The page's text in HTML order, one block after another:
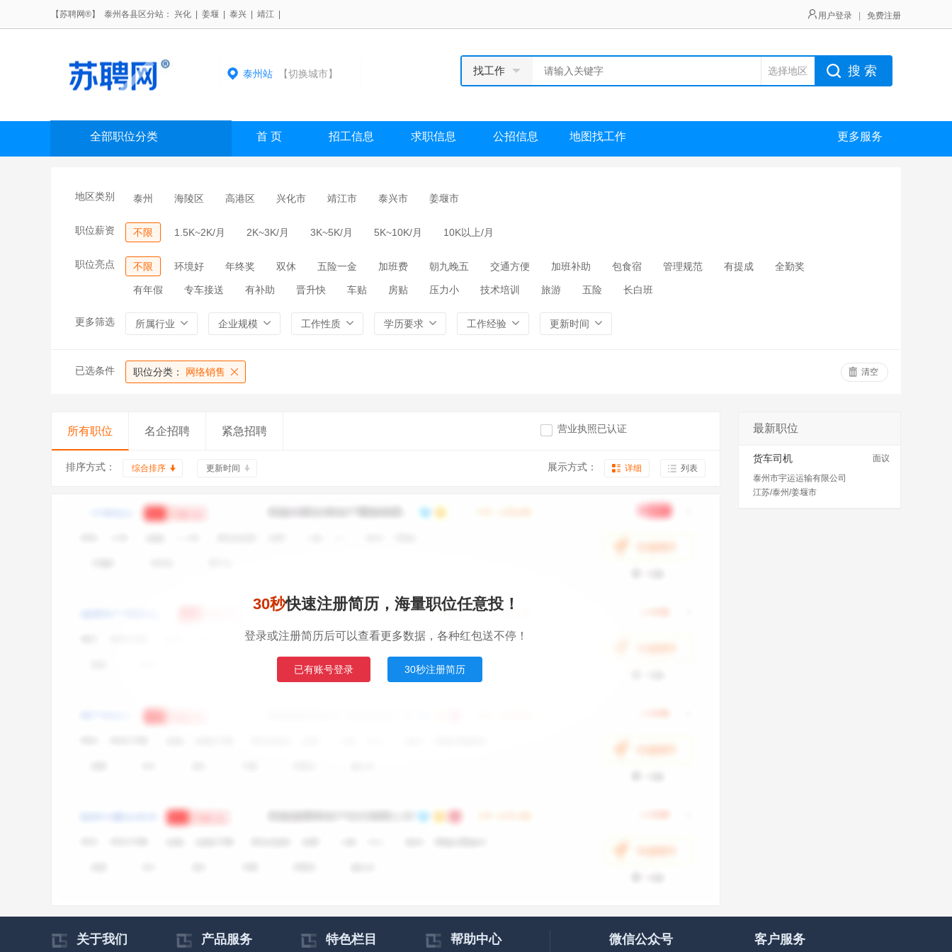
【苏聘网®】 泰州各县区分站： 兴化 姜堰 泰兴 靖江 用户登录 免费注册
泰州站【切换城市】 找工作 选择地区 搜 索
全部职位分类 首 页 招工信息 求职信息 公招信息 地图找工作 更多服务
地区类别 泰州 海陵区 高港区 兴化市 靖江市 泰兴市 姜堰市
职位薪资 不限 1.5K~2K/月 2K~3K/月 3K~5K/月 5K~10K/月 10K以上/月
职位亮点 不限 环境好 年终奖 双休 五险一金 加班费 朝九晚五 交通方便 加班补助 包食宿 管理规范 有提成 全勤奖
有年假 专车接送 有补助 晋升快 车贴 房贴 压力小 技术培训 旅游 五险 长白班
更多筛选 所属行业 企业规模 工作性质 学历要求 工作经验 更新时间
已选条件 职位分类： 网络销售 清空
所有职位 名企招聘 紧急招聘 营业执照已认证
排序方式： 综合排序 更新时间 展示方式： 详细 列表
30秒快速注册简历，海量职位任意投！
登录或注册简历后可以查看更多数据，各种红包送不停！
已有账号登录 30秒注册简历
最新职位
货车司机
面议
泰州市宇运运输有限公司
江苏/泰州/姜堰市
关于我们 产品服务 特色栏目 帮助中心 微信公众号 客户服务